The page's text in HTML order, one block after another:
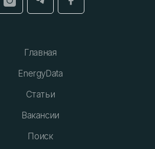
Главная
EnergyData
Статьи
Вакансии
Поиск